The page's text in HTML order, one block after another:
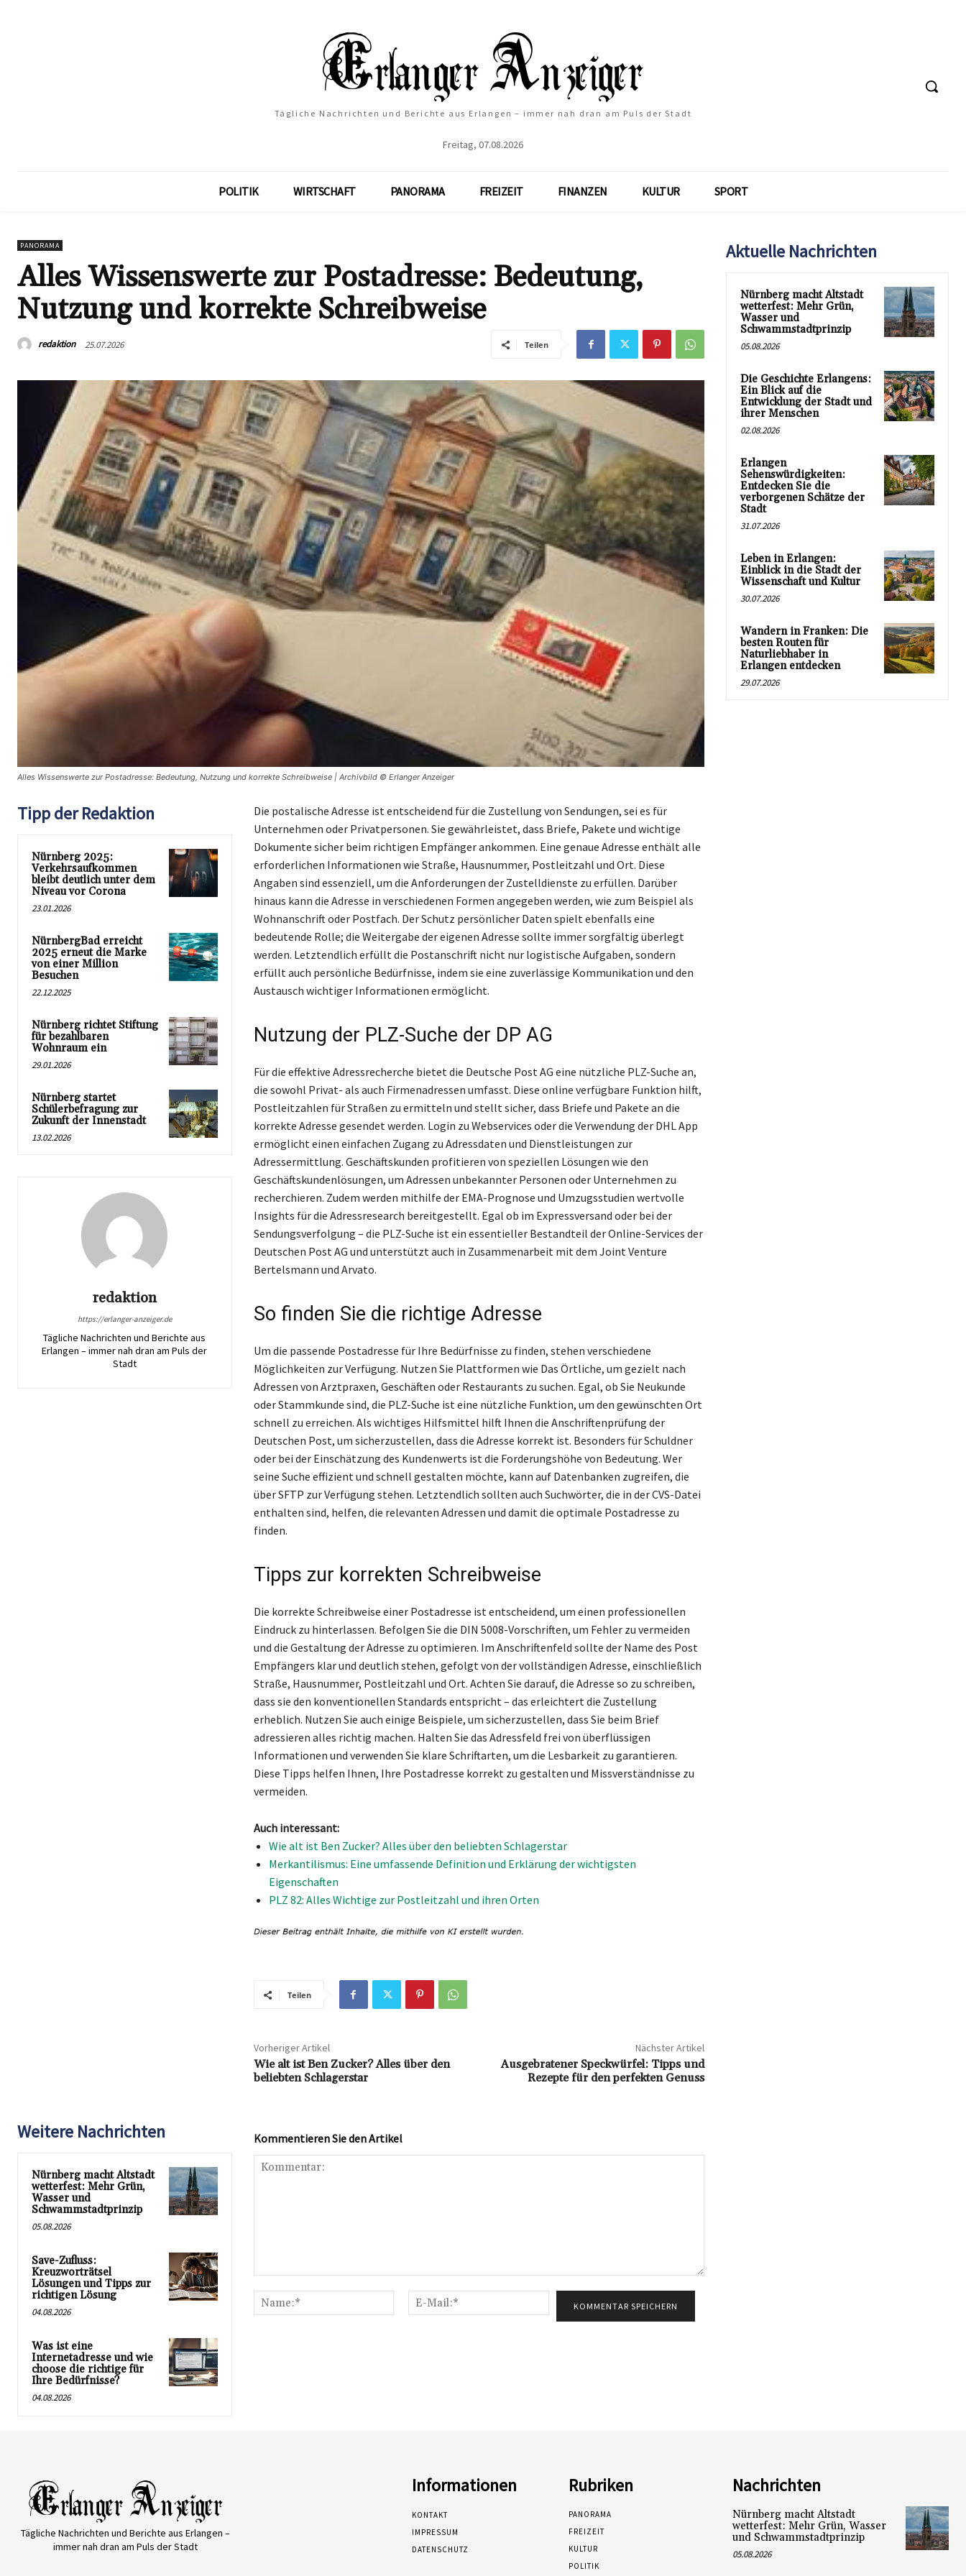
Tägliche Nachrichten und Berichte aus Erlangen – immer nah dran am Puls der Stadt
Freitag, 07.08.2026
POLITIK WIRTSCHAFT PANORAMA FREIZEIT FINANZEN KULTUR SPORT
PANORAMA
Alles Wissenswerte zur Postadresse: Bedeutung,
Nutzung und korrekte Schreibweise
redaktion 25.07.2026 Teilen
Alles Wissenswerte zur Postadresse: Bedeutung, Nutzung und korrekte Schreibweise | Archivbild © Erlanger Anzeiger
Tipp der Redaktion
Nürnberg 2025:
Verkehrsaufkommen
bleibt deutlich unter dem
Niveau vor Corona
23.01.2026
NürnbergBad erreicht
2025 erneut die Marke
von einer Million
Besuchen
22.12.2025
Nürnberg richtet Stiftung
für bezahlbaren
Wohnraum ein
29.01.2026
Nürnberg startet
Schülerbefragung zur
Zukunft der Innenstadt
13.02.2026
redaktion
https://erlanger-anzeiger.de
Tägliche Nachrichten und Berichte aus
Erlangen – immer nah dran am Puls der
Stadt
Die postalische Adresse ist entscheidend für die Zustellung von Sendungen, sei es für
Unternehmen oder Privatpersonen. Sie gewährleistet, dass Briefe, Pakete und wichtige
Dokumente sicher beim richtigen Empfänger ankommen. Eine genaue Adresse enthält alle
erforderlichen Informationen wie Straße, Hausnummer, Postleitzahl und Ort. Diese
Angaben sind essenziell, um die Anforderungen der Zustelldienste zu erfüllen. Darüber
hinaus kann die Adresse in verschiedenen Formen angegeben werden, wie zum Beispiel als
Wohnanschrift oder Postfach. Der Schutz persönlicher Daten spielt ebenfalls eine
bedeutende Rolle; die Weitergabe der eigenen Adresse sollte immer sorgfältig überlegt
werden. Letztendlich erfüllt die Postanschrift nicht nur logistische Aufgaben, sondern
erfüllt auch persönliche Bedürfnisse, indem sie eine zuverlässige Kommunikation und den
Austausch wichtiger Informationen ermöglicht.
Nutzung der PLZ-Suche der DP AG
Für die effektive Adressrecherche bietet die Deutsche Post AG eine nützliche PLZ-Suche an,
die sowohl Privat- als auch Firmenadressen umfasst. Diese online verfügbare Funktion hilft,
Postleitzahlen für Straßen zu ermitteln und stellt sicher, dass Briefe und Pakete an die
korrekte Adresse gesendet werden. Login zu Webservices oder die Verwendung der DHL App
ermöglicht einen einfachen Zugang zu Adressdaten und Dienstleistungen zur
Adressermittlung. Geschäftskunden profitieren von speziellen Lösungen wie den
Geschäftskundenlösungen, um Adressen unbekannter Personen oder Unternehmen zu
recherchieren. Zudem werden mithilfe der EMA-Prognose und Umzugsstudien wertvolle
Insights für die Adressresearch bereitgestellt. Egal ob im Expressversand oder bei der
Sendungsverfolgung – die PLZ-Suche ist ein essentieller Bestandteil der Online-Services der
Deutschen Post AG und unterstützt auch in Zusammenarbeit mit dem Joint Venture
Bertelsmann und Arvato.
So finden Sie die richtige Adresse
Um die passende Postadresse für Ihre Bedürfnisse zu finden, stehen verschiedene
Möglichkeiten zur Verfügung. Nutzen Sie Plattformen wie Das Örtliche, um gezielt nach
Adressen von Arztpraxen, Geschäften oder Restaurants zu suchen. Egal, ob Sie Neukunde
oder Stammkunde sind, die PLZ-Suche ist eine nützliche Funktion, um den gewünschten Ort
schnell zu erreichen. Als wichtiges Hilfsmittel hilft Ihnen die Anschriftenprüfung der
Deutschen Post, um sicherzustellen, dass die Adresse korrekt ist. Besonders für Schuldner
oder bei der Einschätzung des Kundenwerts ist die Forderungshöhe von Bedeutung. Wer
seine Suche effizient und schnell gestalten möchte, kann auf Datenbanken zugreifen, die
über SFTP zur Verfügung stehen. Letztendlich sollten auch Suchwörter, die in der CVS-Datei
enthalten sind, helfen, die relevanten Adressen und damit die optimale Postadresse zu
finden.
Tipps zur korrekten Schreibweise
Die korrekte Schreibweise einer Postadresse ist entscheidend, um einen professionellen
Eindruck zu hinterlassen. Befolgen Sie die DIN 5008-Vorschriften, um Fehler zu vermeiden
und die Gestaltung der Adresse zu optimieren. Im Anschriftenfeld sollte der Name des Post
Empfängers klar und deutlich stehen, gefolgt von der vollständigen Adresse, einschließlich
Straße, Hausnummer, Postleitzahl und Ort. Achten Sie darauf, die Adresse so zu schreiben,
dass sie den konventionellen Standards entspricht – das erleichtert die Zustellung
erheblich. Nutzen Sie auch einige Beispiele, um sicherzustellen, dass Sie beim Brief
adressieren alles richtig machen. Halten Sie das Adressfeld frei von überflüssigen
Informationen und verwenden Sie klare Schriftarten, um die Lesbarkeit zu garantieren.
Diese Tipps helfen Ihnen, Ihre Postadresse korrekt zu gestalten und Missverständnisse zu
vermeiden.
Auch interessant:
Wie alt ist Ben Zucker? Alles über den beliebten Schlagerstar
Merkantilismus: Eine umfassende Definition und Erklärung der wichtigsten
Eigenschaften
PLZ 82: Alles Wichtige zur Postleitzahl und ihren Orten
Teilen
Vorheriger Artikel
Wie alt ist Ben Zucker? Alles über den
beliebten Schlagerstar
Nächster Artikel
Ausgebratener Speckwürfel: Tipps und
Rezepte für den perfekten Genuss
Weitere Nachrichten
Nürnberg macht Altstadt
wetterfest: Mehr Grün,
Wasser und
Schwammstadtprinzip
05.08.2026
Save-Zufluss:
Kreuzworträtsel
Lösungen und Tipps zur
richtigen Lösung
04.08.2026
Was ist eine
Internetadresse und wie
choose die richtige für
Ihre Bedürfnisse?
04.08.2026
Kommentieren Sie den Artikel
Name:*
Mail:*
Aktuelle Nachrichten
Nürnberg macht Altstadt
wetterfest: Mehr Grün,
Wasser und
Schwammstadtprinzip
05.08.2026
Die Geschichte Erlangens:
Ein Blick auf die
Entwicklung der Stadt und
ihrer Menschen
02.08.2026
Erlangen
Sehenswürdigkeiten:
Entdecken Sie die
verborgenen Schätze der
Stadt
31.07.2026
Leben in Erlangen:
Einblick in die Stadt der
Wissenschaft und Kultur
30.07.2026
Wandern in Franken: Die
besten Routen für
Naturliebhaber in
Erlangen entdecken
29.07.2026
Tägliche Nachrichten und Berichte aus Erlangen –
immer nah dran am Puls der Stadt
Informationen
KONTAKT
IMPRESSUM
DATENSCHUTZ
Rubriken
PANORAMA
FREIZEIT
KULTUR
POLITIK
Nachrichten
Nürnberg macht Altstadt
wetterfest: Mehr Grün, Wasser
und Schwammstadtprinzip
05.08.2026